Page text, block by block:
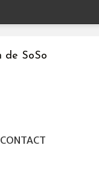
CONTACT